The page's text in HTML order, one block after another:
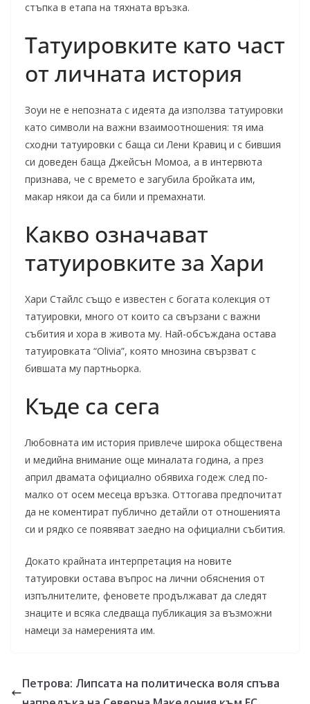
стъпка в етапа на тяхната връзка.
Татуировките като част
от личната история
Зоуи не е непозната с идеята да използва татуировки
като символи на важни взаимоотношения: тя има
сходни татуировки с баща си Лени Кравиц и с бившия
си доведен баща Джейсън Момоа, а в интервюта
признава, че с времето е загубила бройката им,
макар някои да са били и премахнати.
Какво означават
татуировките за Хари
Хари Стайлс също е известен с богата колекция от
татуировки, много от които са свързани с важни
събития и хора в живота му. Най-обсъждана остава
татуировката “Olivia”, която мнозина свързват с
бившата му партньорка.
Къде са сега
Любовната им история привлече широка обществена
и медийна внимание още миналата година, а през
април двамата официално обявиха годеж след по-
малко от осем месеца връзка. Оттогава предпочитат
да не коментират публично детайли от отношенията
си и рядко се появяват заедно на официални събития.
Докато крайната интерпретация на новите
татуировки остава въпрос на лични обяснения от
изпълнителите, феновете продължават да следят
знаците и всяка следваща публикация за възможни
намеци за намеренията им.
Петрова: Липсата на политическа воля спъва